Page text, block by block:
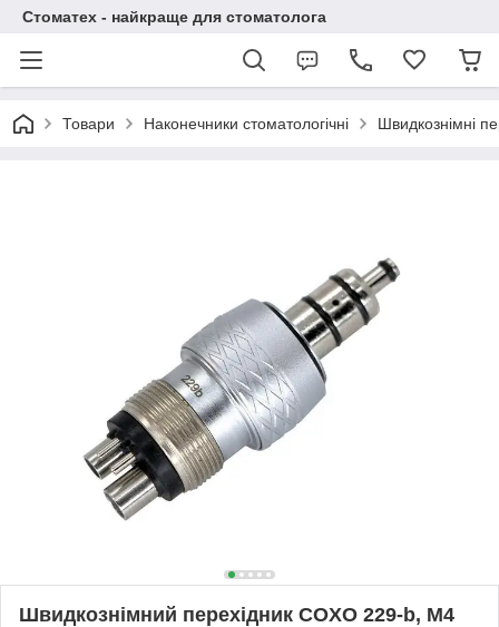
Стоматех - найкраще для стоматолога
Товари Наконечники стоматологічні Швидкознімні
Швидкознімний перехідник COXO 229-b, M4